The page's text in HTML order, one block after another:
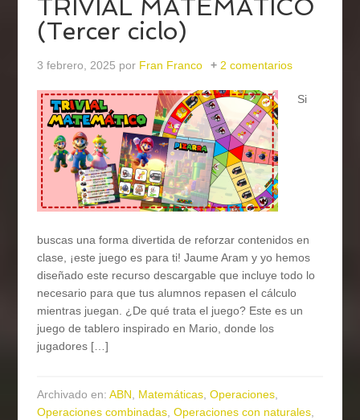
TRIVIAL MATEMÁTICO
(Tercer ciclo)
3 febrero, 2025 por Fran Franco 2 comentarios
Si
buscas una forma divertida de reforzar contenidos en
clase, ¡este juego es para ti! Jaume Aram y yo hemos
diseñado este recurso descargable que incluye todo lo
necesario para que tus alumnos repasen el cálculo
mientras juegan. ¿De qué trata el juego? Este es un
juego de tablero inspirado en Mario, donde los
jugadores […]
Archivado en:ABN, Matemáticas,Operaciones,
Operaciones combinadas,Operaciones con naturales,